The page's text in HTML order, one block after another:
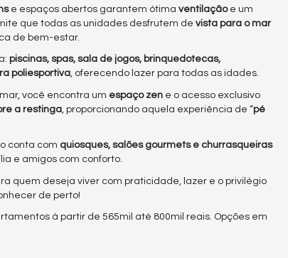
e espaços abertos garantem ótima ventilaçãoe um
que todas as unidades desfrutem de vista para o mar
de bem-estar.
piscinas, spas, sala de jogos, brinquedotecas,
poliesportiva, oferecendo lazer para todas as idades.
você encontra um espaço zen e o acesso exclusivo
a restinga, proporcionando aquela experiência de “pé
conta com quiosques, salões gourmets e churrasqueiras
e amigos com conforto.
quem deseja viver com praticidade, lazer e o privilégio
de perto!
à partir de 565mil até 800mil reais. Opções em